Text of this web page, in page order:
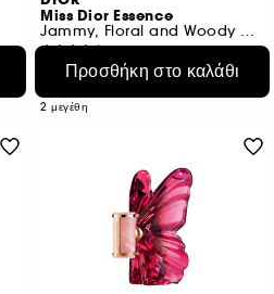
Miss Dior Essence
Jammy, Floral and Woody Notes in Limited Edition
1337
€ 188,95
2 μεγέθη
Προσθήκη στο καλάθι